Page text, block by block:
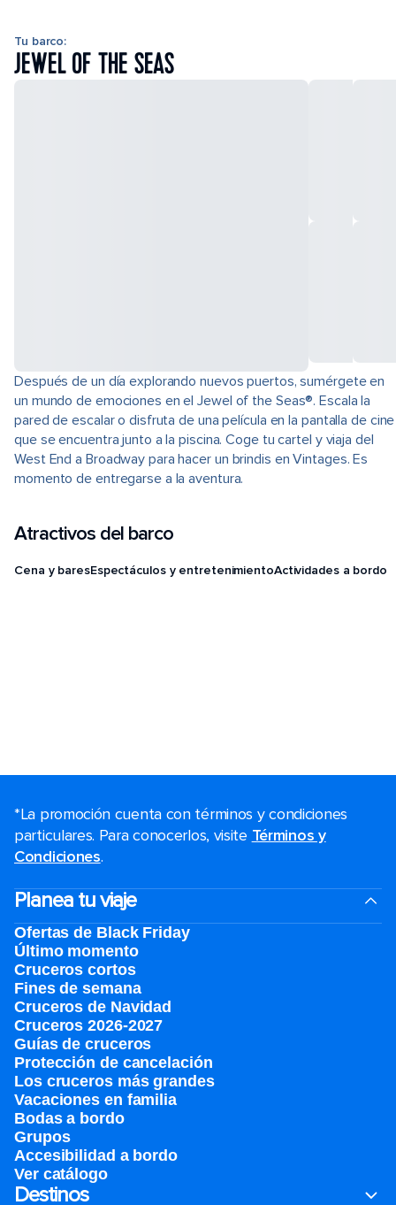
Tu barco:
JEWEL OF THE SEAS
Después de un día explorando nuevos puertos, sumérgete en
un mundo de emociones en el Jewel of the Seas®. Escala la
pared de escalar o disfruta de una película en la pantalla de cine
que se encuentra junto a la piscina. Coge tu cartel y viaja del
West End a Broadway para hacer un brindis en Vintages. Es
momento de entregarse a la aventura.
Atractivos del barco
Cena y baresEspectáculos y entretenimientoActividades a bordo
*La promoción cuenta con términos y condiciones
particulares. Para conocerlos, visite Términos y
Condiciones.
Planea tu viaje
Ofertas de Black Friday
Último momento
Cruceros cortos
Fines de semana
Cruceros de Navidad
Cruceros 2026-2027
Guías de cruceros
Protección de cancelación
Los cruceros más grandes
Vacaciones en familia
Bodas a bordo
Grupos
Accesibilidad a bordo
Ver catálogo
Destinos